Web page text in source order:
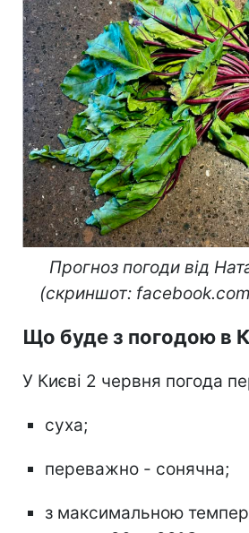
Прогноз погоди від
(скриншот:
Що буде з погодою в
У Києві 2 червня погода
суха;
переважно - сонячна;
з максимальною